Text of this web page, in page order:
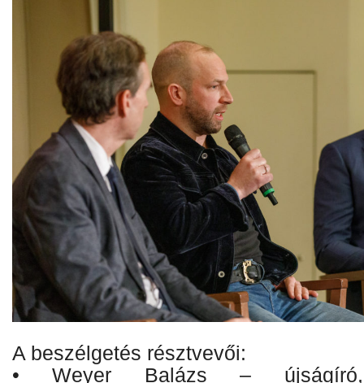
A beszélgetés résztvevői:
• Weyer Balázs –